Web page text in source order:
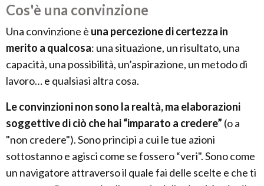
Cos'è una convinzione
Una convinzione è una percezione di certezza in
merito a qualcosa: una situazione, un risultato, una
capacità, una possibilità, un’aspirazione, un metodo di
lavoro… e qualsiasi altra cosa.
Le convinzioni non sono la realtà, ma elaborazioni
soggettive di ciò che hai “imparato a credere” (o a
"non credere"). Sono principi a cui le tue azioni
sottostanno e agisci come se fossero “veri". Sono come
un navigatore attraverso il quale fai delle scelte e che ti